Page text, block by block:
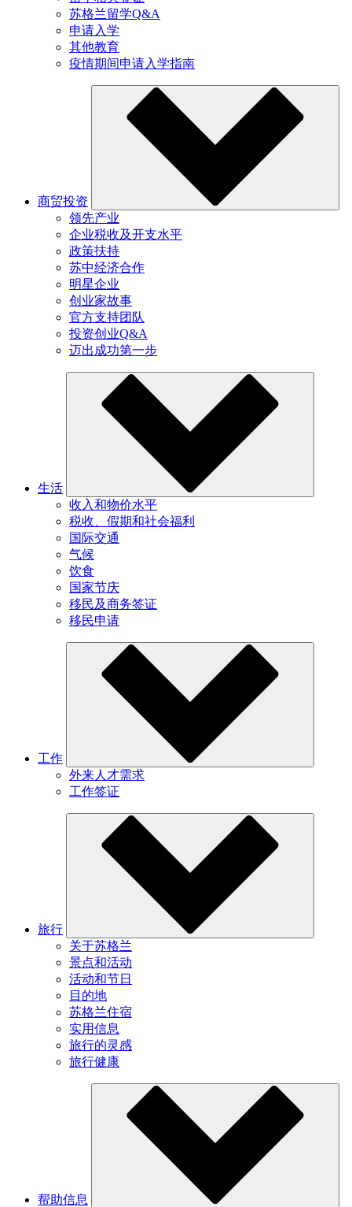
苏格兰留学Q&A
申请入学
其他教育
疫情期间申请入学指南
商贸投资
领先产业
企业税收及开支水平
政策扶持
苏中经济合作
明星企业
创业家故事
官方支持团队
投资创业Q&A
迈出成功第一步
生活
收入和物价水平
税收、假期和社会福利
国际交通
气候
饮食
国家节庆
移民及商务签证
移民申请
工作
外来人才需求
工作签证
旅行
关于苏格兰
景点和活动
活动和节日
目的地
苏格兰住宿
实用信息
旅行的灵感
旅行健康
帮助信息